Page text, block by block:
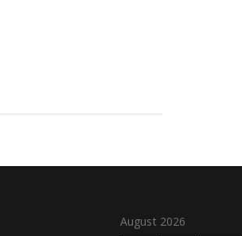
August 2026